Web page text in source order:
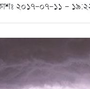
২০১৭-০৭-১১ -